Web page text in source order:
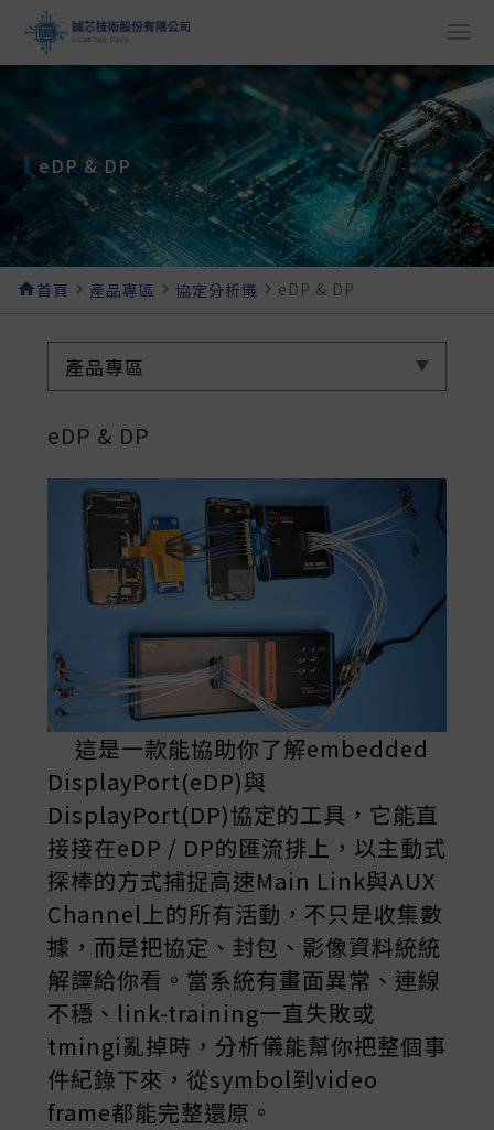
eDP & DP
home首頁 navigate_next 產品專區 navigate_next 協定分析儀 navigate_next eDP & DP
產品專區
eDP & DP
這是一款能協助你了解embedded
DisplayPort(eDP)與
DisplayPort(DP)協定的工具，它能直
接接在eDP / DP的匯流排上，以主動式
探棒的方式捕捉高速Main Link與AUX
Channel上的所有活動，不只是收集數
據，而是把協定、封包、影像資料統統
解譯給你看。當系統有畫面異常、連線
不穩、link-training一直失敗或
tmingi亂掉時，分析儀能幫你把整個事
件紀錄下來，從symbol到video
frame都能完整還原。